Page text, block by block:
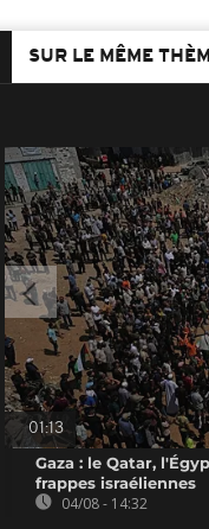
SUR LE MÊME
01:13
Gaza : le Qatar,
frappes israéliennes
04/08 - 14:32